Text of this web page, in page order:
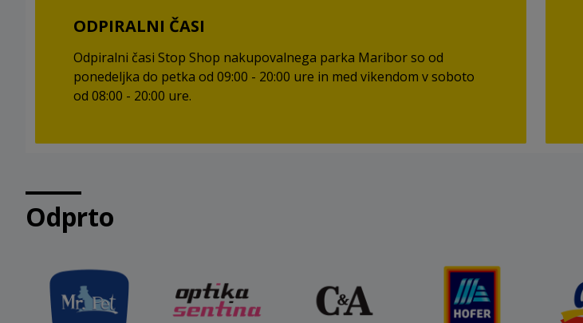
ODPIRALNI ČASI
Odpiralni časi Stop Shop nakupovalnega parka Maribor so od
ponedeljka do petka od 09:00 - 20:00 ure in med vikendom v soboto
od 08:00 - 20:00 ure.
Odprto